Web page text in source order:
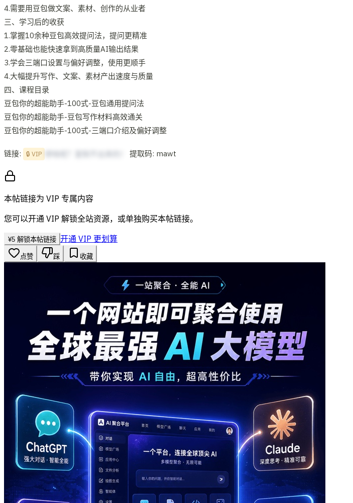
4.需要用豆包做文案、素材、创作的从业者
三、学习后的收获
1.掌握10余种豆包高效提问法，提问更精准
2.零基础也能快速拿到高质量AI输出结果
3.学会三端口设置与偏好调整，使用更顺手
4.大幅提升写作、文案、素材产出速度与质量
四、课程目录
豆包你的超能助手-100式-豆包通用提问法
豆包你的超能助手-豆包写作材料高效通关
豆包你的超能助手-100式-三端口介绍及偏好调整
链接: 🔒 VIP 提取码: mawt
本帖链接为 VIP 专属内容
您可以开通 VIP 解锁全站资源，或单独购买本帖链接。
¥5 解锁本帖链接 开通 VIP 更划算
点赞 踩 收藏